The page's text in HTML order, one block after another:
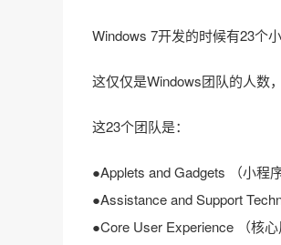
Windows 7开发的时候有23个
这仅仅是Windows团队的人数
这23个团队是：
●Applets and Gadgets （小程
●Assistance and Support
●Core User Experience （核心